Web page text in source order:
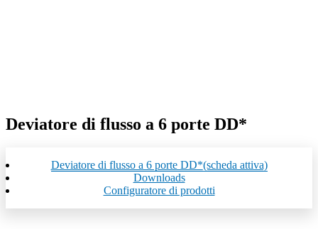
Deviatore di flusso a 6 porte DD*
Deviatore di flusso a 6 porte DD*(scheda attiva)
Downloads
Configuratore di prodotti